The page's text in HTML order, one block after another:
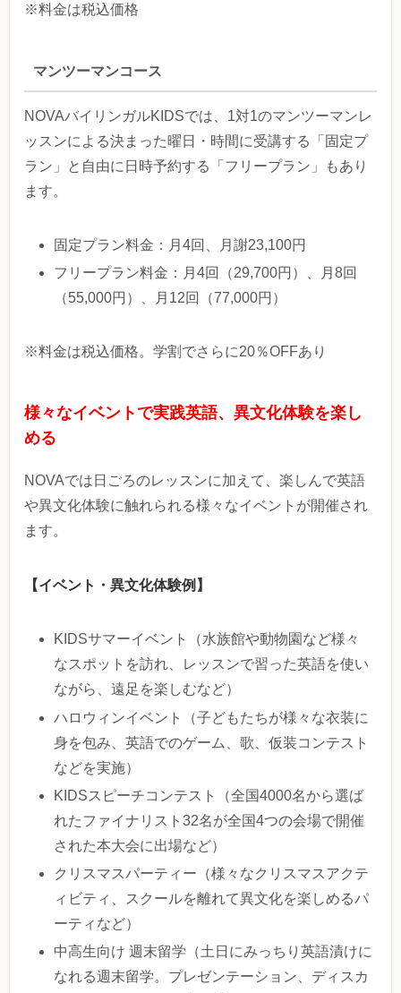
※料金は税込価格
マンツーマンコース
NOVAバイリンガルKIDSでは、1対1のマンツーマンレ
ッスンによる決まった曜日・時間に受講する「固定プ
ラン」と自由に日時予約する「フリープラン」もあり
ます。
固定プラン料金：月4回、月謝23,100円
フリープラン料金：月4回（29,700円）、月8回
（55,000円）、月12回（77,000円）
※料金は税込価格。学割でさらに20％OFFあり
様々なイベントで実践英語、異文化体験を楽し
める
NOVAでは日ごろのレッスンに加えて、楽しんで英語
や異文化体験に触れられる様々なイベントが開催され
ます。
【イベント・異文化体験例】
KIDSサマーイベント（水族館や動物園など様々
なスポットを訪れ、レッスンで習った英語を使い
ながら、遠足を楽しむなど）
ハロウィンイベント（子どもたちが様々な衣装に
身を包み、英語でのゲーム、歌、仮装コンテスト
などを実施）
KIDSスピーチコンテスト（全国4000名から選ば
れたファイナリスト32名が全国4つの会場で開催
された本大会に出場など）
クリスマスパーティー（様々なクリスマスアクテ
ィビティ、スクールを離れて異文化を楽しめるパ
ーティなど）
中高生向け 週末留学（土日にみっちり英語漬けに
なれる週末留学。プレゼンテーション、ディスカ